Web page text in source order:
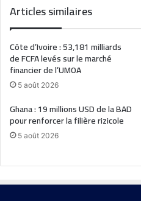
Articles similaires
Côte d’Ivoire : 53,181 milliards
de FCFA levés sur le marché
financier de l’UMOA
5 août 2026
Ghana : 19 millions USD de la BAD
pour renforcer la filière rizicole
5 août 2026